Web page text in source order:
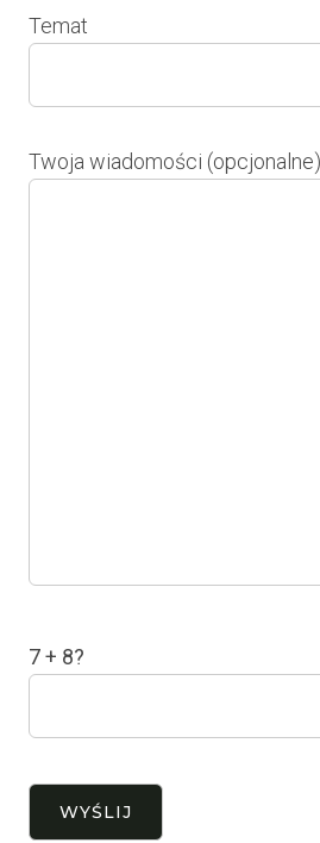
Temat
Twoja wiadomości (opcjonalne)
7 + 8?